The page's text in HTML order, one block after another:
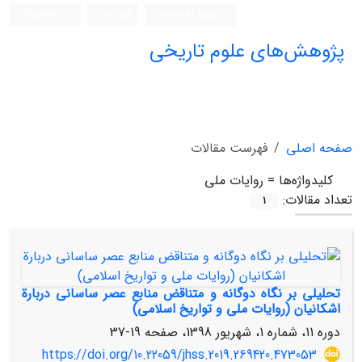
پژوهش‌های علوم تاریخی
صفحه اصلی
فهرست مقالات
کلیدواژه‌ها = روایات ملی
تعداد مقالات:
1
تحلیلی بر نگاه دوگانه و متناقض منابع عصر ساسانی دربارة
اشکانیان (روایات ملی و تواریخ اسلامی)
دوره 11، شماره 1، شهریور 1398، صفحه
19-37
https://doi.org/10.22059/jhss.2019.269420.473053